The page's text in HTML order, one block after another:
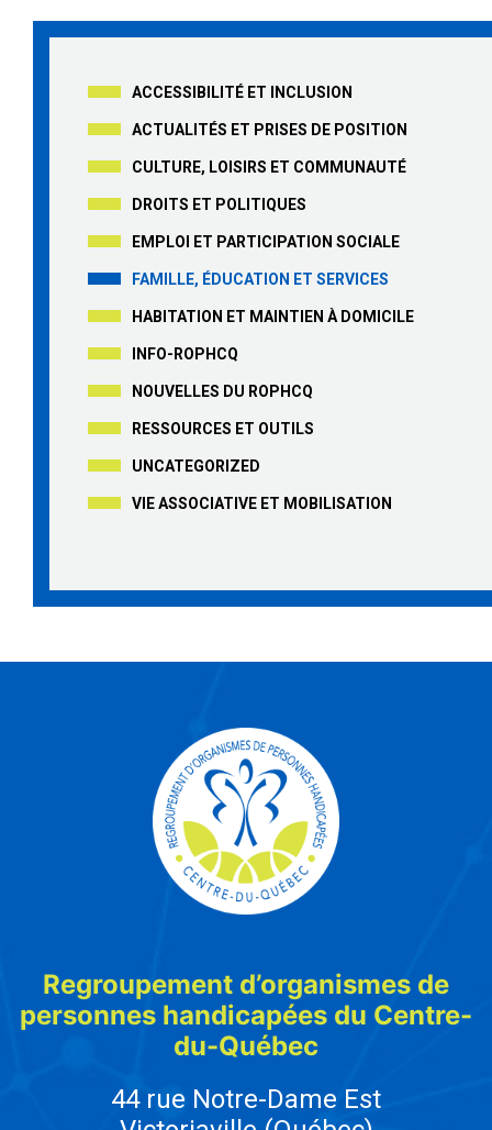
ACCESSIBILITÉ ET INCLUSION
ACTUALITÉS ET PRISES DE POSITION
CULTURE, LOISIRS ET COMMUNAUTÉ
DROITS ET POLITIQUES
EMPLOI ET PARTICIPATION SOCIALE
FAMILLE, ÉDUCATION ET SERVICES
HABITATION ET MAINTIEN À DOMICILE
INFO-ROPHCQ
NOUVELLES DU ROPHCQ
RESSOURCES ET OUTILS
UNCATEGORIZED
VIE ASSOCIATIVE ET MOBILISATION
Regroupement d’organismes de
personnes handicapées du Centre-
du-Québec
44 rue Notre-Dame Est